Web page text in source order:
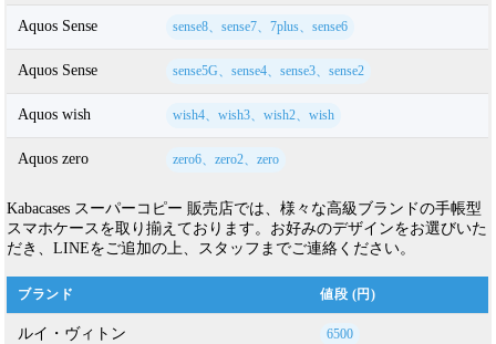
Aquos Sense sense8、sense7、7plus、sense6
Aquos Sense sense5G、sense4、sense3、sense2
Aquos wish wish4、wish3、wish2、wish
Aquos zero zero6、zero2、zero
Kabacases スーパーコピー 販売店では、様々な高級ブランドの手帳型
スマホケースを取り揃えております。お好みのデザインをお選びいた
だき、LINEをご追加の上、スタッフまでご連絡ください。
ブランド 値段 (円)
ルイ・ヴィトン 6500